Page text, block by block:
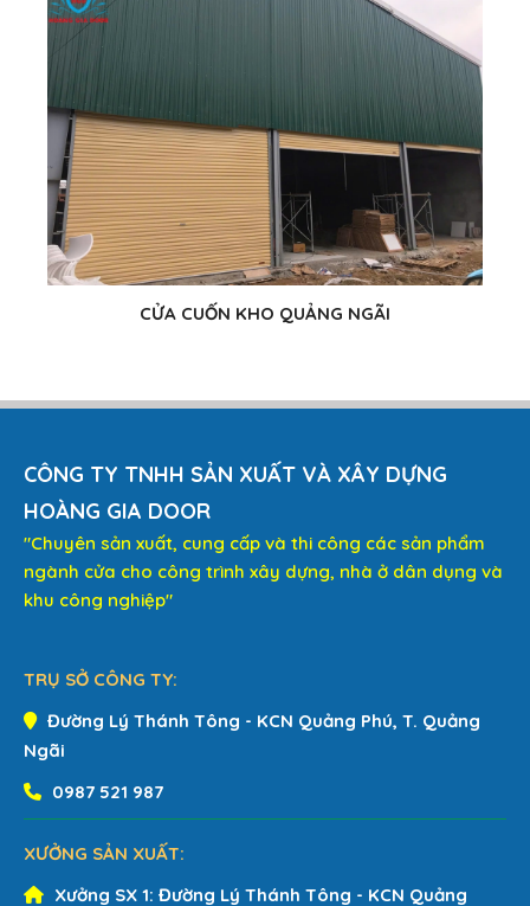
CỬA CUỐN KHO QUẢNG NGÃI
CÔNG TY TNHH SẢN XUẤT VÀ XÂY DỰNG
HOÀNG GIA DOOR
"Chuyên sản xuất, cung cấp và thi công các sản phẩm
ngành cửa cho công trình xây dựng, nhà ở dân dụng và
khu công nghiệp"
TRỤ SỞ CÔNG TY:
Đường Lý Thánh Tông - KCN Quảng Phú, T. Quảng
Ngãi
0987 521 987
XƯỞNG SẢN XUẤT:
Xưởng SX 1: Đường Lý Thánh Tông - KCN Quảng